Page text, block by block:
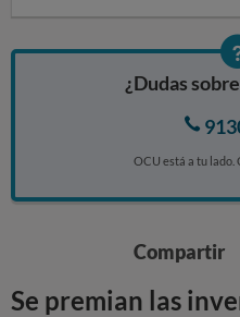
¿Dudas
OCU está a tu lado.
Compartir
Se premian las